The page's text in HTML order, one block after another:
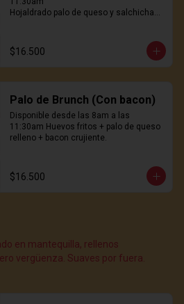
Hojaldrado palo de queso y salchichas
$16.500
Palo de Brunch (Con bacon)
Disponible desde las 8am a las
11:30am Huevos fritos + palo de queso
relleno + bacon crujiente.
$16.500
en mantequilla, rellenos
vergüenza. Suaves por fuera.